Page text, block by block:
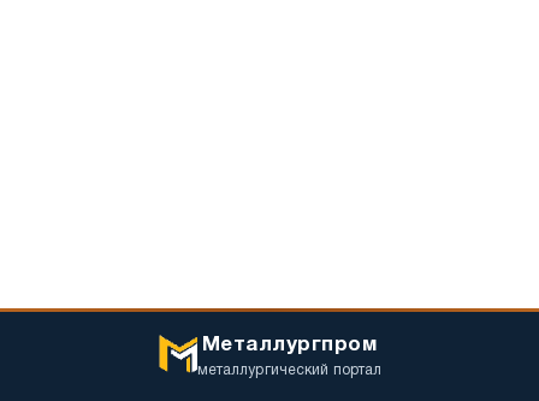
Металлургпром
металлургический портал